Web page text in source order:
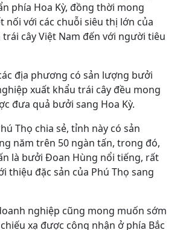
phía Hoa Kỳ, đồng thời mong
nối với các chuỗi siêu thị lớn của
trái cây Việt Nam đến với người tiêu
địa phương có sản lượng bưởi
xuất khẩu trái cây đều mong
đưa quả bưởi sang Hoa Kỳ.
Thọ chia sẻ, tỉnh này có sản
năm trên 50 ngàn tấn, trong đó,
là bưởi Đoan Hùng nổi tiếng, rất
thiệu đặc sản của Phú Thọ sang
nghiệp cũng mong muốn sớm
xạ được công nhận ở phía Bắc